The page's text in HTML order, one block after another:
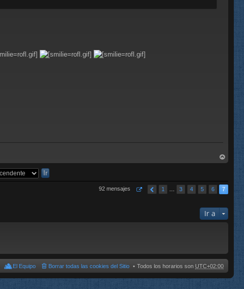
rri
92 mensajes 1 3 4 5 6 7
Ir a
Todos los horarios son UTC+02:00
Borrar todas las cookies del Sitio
El Equipo